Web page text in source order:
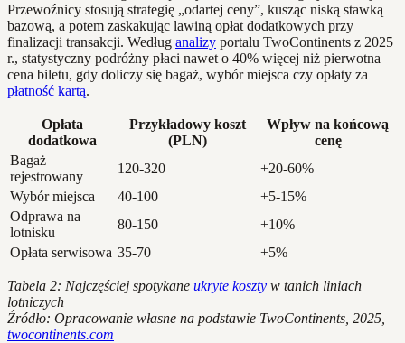
Przewoźnicy stosują strategię „odartej ceny”, kusząc niską stawką
bazową, a potem zaskakując lawiną opłat dodatkowych przy
finalizacji transakcji. Według analizy portalu TwoContinents z 2025
r., statystyczny podróżny płaci nawet o 40% więcej niż pierwotna
cena biletu, gdy doliczy się bagaż, wybór miejsca czy opłaty za
płatność kartą.
Opłata
dodatkowa
Przykładowy koszt
(PLN)
Wpływ na końcową
cenę
Bagaż
rejestrowany
120-320
+20-60%
Wybór miejsca
40-100
+5-15%
Odprawa na
lotnisku
80-150
+10%
Opłata serwisowa 35-70 +5%
Tabela 2: Najczęściej spotykane ukryte koszty w tanich liniach
lotniczych
Źródło: Opracowanie własne na podstawie TwoContinents, 2025,
twocontinents.com